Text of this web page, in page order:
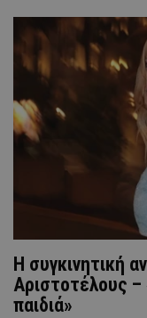
H συγκινητική
Αριστοτέλους –
παιδιά»